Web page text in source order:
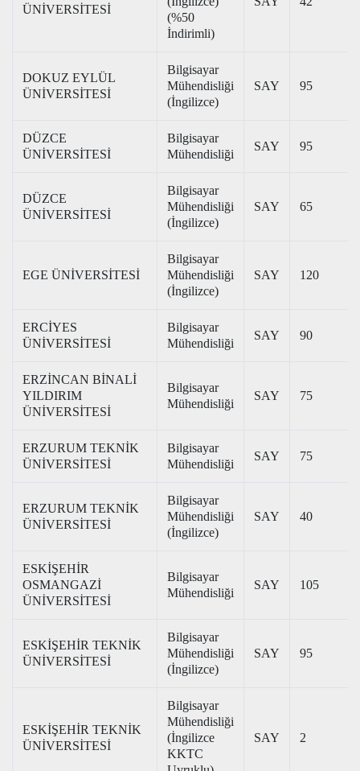
ÜNİVERSİTESİ
(%50
İndirimli)
DOKUZ EYLÜL
ÜNİVERSİTESİ
Bilgisayar
Mühendisliği
(İngilizce)
SAY 95
DÜZCE
ÜNİVERSİTESİ
Bilgisayar
Mühendisliği
SAY 95
DÜZCE
ÜNİVERSİTESİ
Bilgisayar
Mühendisliği
(İngilizce)
SAY 65
EGE ÜNİVERSİTESİ
Bilgisayar
Mühendisliği
(İngilizce)
SAY 120
ERCİYES
ÜNİVERSİTESİ
Bilgisayar
Mühendisliği
SAY 90
ERZİNCAN BİNALİ
YILDIRIM
ÜNİVERSİTESİ
Bilgisayar
Mühendisliği
SAY 75
ERZURUM TEKNİK
ÜNİVERSİTESİ
Bilgisayar
Mühendisliği
SAY 75
ERZURUM TEKNİK
ÜNİVERSİTESİ
Bilgisayar
Mühendisliği
(İngilizce)
SAY 40
ESKİŞEHİR
OSMANGAZİ
ÜNİVERSİTESİ
Bilgisayar
Mühendisliği
SAY 105
ESKİŞEHİR TEKNİK
ÜNİVERSİTESİ
Bilgisayar
Mühendisliği
(İngilizce)
SAY 95
ESKİŞEHİR TEKNİK
ÜNİVERSİTESİ
Bilgisayar
Mühendisliği
(İngilizce
KKTC
SAY 2